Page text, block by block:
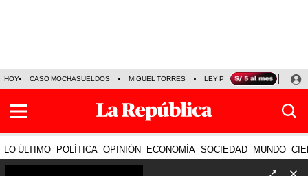
HOY CASO MOCHASUELDOS MIGUEL TORRES LEY PULPÍN PRECIO DEL
LO ÚLTIMO POLÍTICA OPINIÓN ECONOMÍA SOCIEDAD MUNDO